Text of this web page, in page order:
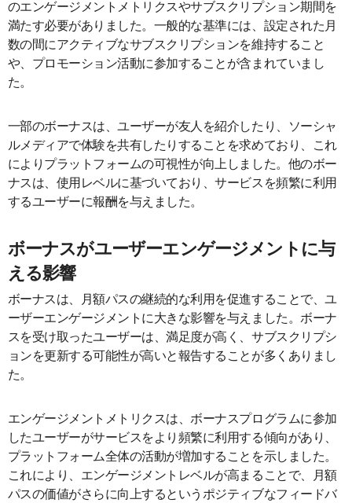
のエンゲージメントメトリクスやサブスクリプション期間を
満たす必要がありました。一般的な基準には、設定された月
数の間にアクティブなサブスクリプションを維持すること
や、プロモーション活動に参加することが含まれていまし
た。
一部のボーナスは、ユーザーが友人を紹介したり、ソーシャ
ルメディアで体験を共有したりすることを求めており、これ
によりプラットフォームの可視性が向上しました。他のボー
ナスは、使用レベルに基づいており、サービスを頻繁に利用
するユーザーに報酬を与えました。
ボーナスがユーザーエンゲージメントに与
える影響
ボーナスは、月額パスの継続的な利用を促進することで、ユ
ーザーエンゲージメントに大きな影響を与えました。ボーナ
スを受け取ったユーザーは、満足度が高く、サブスクリプシ
ョンを更新する可能性が高いと報告することが多くありまし
た。
エンゲージメントメトリクスは、ボーナスプログラムに参加
したユーザーがサービスをより頻繁に利用する傾向があり、
プラットフォーム全体の活動が増加することを示しました。
これにより、エンゲージメントレベルが高まることで、月額
パスの価値がさらに向上するというポジティブなフィードバ